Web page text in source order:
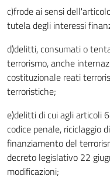
c)frode ai sensi
tutela degli interessi
d)delitti, consumati o
terrorismo, anche
costituzionale reati
terroristiche;
e)delitti di cui agli articoli
codice penale, riciclaggio
finanziamento del
decreto legislativo 22
modificazioni;